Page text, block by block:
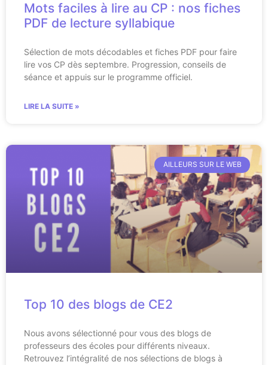
Mots faciles à lire au CP : nos fiches
PDF de lecture syllabique
Sélection de mots décodables et fiches PDF pour faire
lire vos CP dès septembre. Progression, conseils de
séance et appuis sur le programme officiel.
LIRE LA SUITE »
AILLEURS SUR LE WEB
Top 10 des blogs de CE2
Nous avons sélectionné pour vous des blogs de
professeurs des écoles pour différents niveaux.
Retrouvez l’intégralité de nos sélections de blogs à